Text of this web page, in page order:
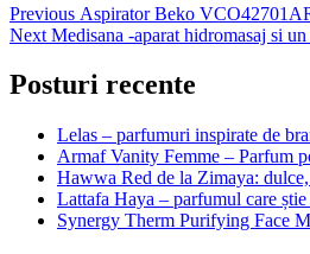
Navigare
în
articole
Previous Previous
post:
Aspirator Beko
Next Next
Medisana -aparat hidromasaj si
Posturi recente
Lelas – parfumuri inspirate de
Armaf Vanity Femme – Parfum
Hawwa Red de la Zimaya:
Lattafa Haya – parfumul care știe
Synergy Therm Purifying Face